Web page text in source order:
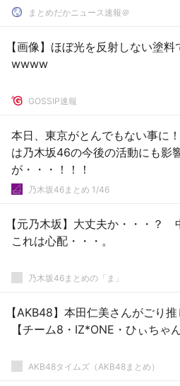
まとめだかニュース速報＠
【画像】ほぼ光を反射しない塗
wwww
GOSSIP速報
本日、東京がとんでもない事に
は乃木坂46の今後の活動にも影
が・・・！！！
乃木坂46まとめ 1/46
【元乃木坂】大丈夫か・・・？
これは心配・・・。
乃木坂46まとめの「ま」
【AKB48】本田仁美さんがごり
【チーム8・IZ*ONE・ひぃちゃん
AKB48タイムズ（AKB48まとめ）